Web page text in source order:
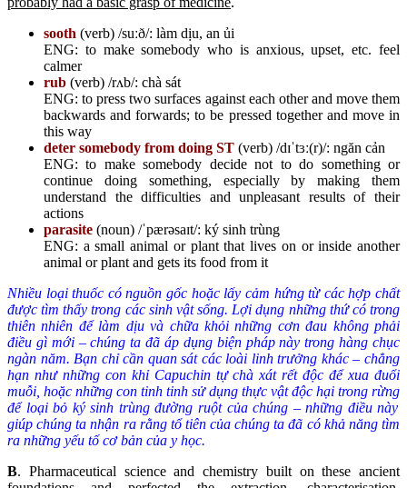
sooth (verb) /suːð/: làm dịu, an ủi
ENG: to make somebody who is anxious, upset, etc. feel
calmer
rub (verb) /rʌb/: chà sát
ENG: to press two surfaces against each other and move them
backwards and forwards; to be pressed together and move in
this way
deter somebody from doing ST (verb) /dɪˈtɜː(r)/: ngăn cản
ENG: to make somebody decide not to do something or
continue doing something, especially by making them
understand the difficulties and unpleasant results of their
actions
parasite (noun) /ˈpærəsaɪt/: ký sinh trùng
ENG: a small animal or plant that lives on or inside another
animal or plant and gets its food from it
Nhiều loại thuốc có nguồn gốc hoặc lấy cảm hứng từ các hợp chất
được tìm thấy trong các sinh vật sống. Lợi dụng những thứ có trong
thiên nhiên để làm dịu và chữa khỏi những cơn đau không phải
điều gì mới – chúng ta đã áp dụng biện pháp này trong hàng chục
ngàn năm. Bạn chỉ cần quan sátcác loài linh trưởng khác – chẳng
hạn như những con khỉ Capuchin tự chà xát rết độc để xua đuổi
muỗi, hoặc những con tinh tinh sử dụng thực vật độc hại trong rừng
để loại bỏ ký sinh trùng đường ruột của chúng –những điều này
giúp chúng ta nhận ra rằng tổ tiên của chúng ta đã có khả năng tìm
ra những yếu tố cơ bản của y học.
B. Pharmaceutical science and chemistry built on these ancient